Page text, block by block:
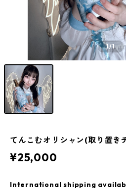
1/1
てんこむオリシャン(取り置き
¥25,000
International shipping